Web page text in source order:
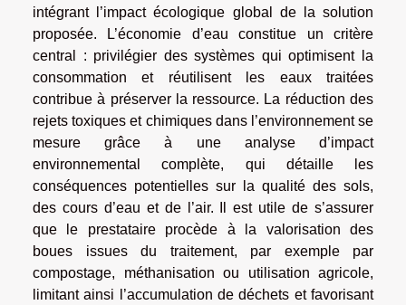
intégrant l’impact écologique global de la solution
proposée. L’économie d’eau constitue un critère
central : privilégier des systèmes qui optimisent la
consommation et réutilisent les eaux traitées
contribue à préserver la ressource. La réduction des
rejets toxiques et chimiques dans l’environnement se
mesure grâce à une analyse d’impact
environnemental complète, qui détaille les
conséquences potentielles sur la qualité des sols,
des cours d’eau et de l’air. Il est utile de s’assurer
que le prestataire procède à la valorisation des
boues issues du traitement, par exemple par
compostage, méthanisation ou utilisation agricole,
limitant ainsi l’accumulation de déchets et favorisant